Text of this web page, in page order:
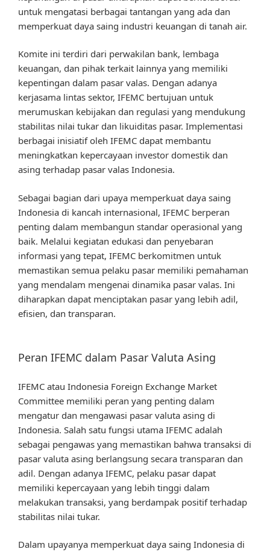
untuk mengatasi berbagai tantangan yang ada dan
memperkuat daya saing industri keuangan di tanah air.
Komite ini terdiri dari perwakilan bank, lembaga
keuangan, dan pihak terkait lainnya yang memiliki
kepentingan dalam pasar valas. Dengan adanya
kerjasama lintas sektor, IFEMC bertujuan untuk
merumuskan kebijakan dan regulasi yang mendukung
stabilitas nilai tukar dan likuiditas pasar. Implementasi
berbagai inisiatif oleh IFEMC dapat membantu
meningkatkan kepercayaan investor domestik dan
asing terhadap pasar valas Indonesia.
Sebagai bagian dari upaya memperkuat daya saing
Indonesia di kancah internasional, IFEMC berperan
penting dalam membangun standar operasional yang
baik. Melalui kegiatan edukasi dan penyebaran
informasi yang tepat, IFEMC berkomitmen untuk
memastikan semua pelaku pasar memiliki pemahaman
yang mendalam mengenai dinamika pasar valas. Ini
diharapkan dapat menciptakan pasar yang lebih adil,
efisien, dan transparan.
Peran IFEMC dalam Pasar Valuta Asing
IFEMC atau Indonesia Foreign Exchange Market
Committee memiliki peran yang penting dalam
mengatur dan mengawasi pasar valuta asing di
Indonesia. Salah satu fungsi utama IFEMC adalah
sebagai pengawas yang memastikan bahwa transaksi di
pasar valuta asing berlangsung secara transparan dan
adil. Dengan adanya IFEMC, pelaku pasar dapat
memiliki kepercayaan yang lebih tinggi dalam
melakukan transaksi, yang berdampak positif terhadap
stabilitas nilai tukar.
Dalam upayanya memperkuat daya saing Indonesia di